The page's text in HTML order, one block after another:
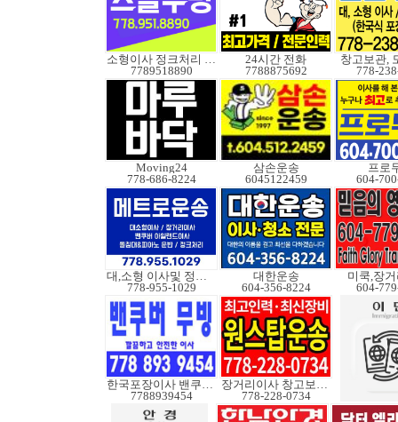
소형이사 정크처리 무빙
7789518890
24시간 전화
7788875692
창고보관,
778-
Moving24
778-686-8224
삼손운송
6045122459
프로
604-
대,소형 이사및 정크처
778-955-1029
대한운송
604-356-8224
미쿡,장
604-
한국포장이사 밴쿠버무빙
7788939454
장거리이사 창고보관정크
778-228-0734